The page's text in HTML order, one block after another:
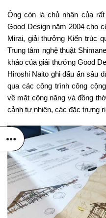
Ông còn là chủ nhân của
Good Design năm 2004 cho
Mirai, giải thưởng Kiến trúc
Trung tâm nghệ thuật
khảo của giải thưởng Good
Hiroshi Naito ghi dấu ấn sâu
qua các công trình công
về mặt công năng và đồng
cảnh tự nhiên, các đặc trưng